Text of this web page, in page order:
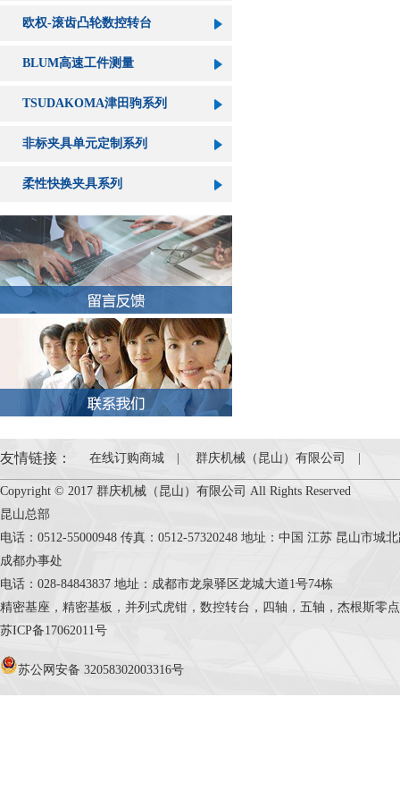
欧权-滚齿凸轮数控转台
BLUM高速工件测量
TSUDAKOMA津田驹系列
非标夹具单元定制系列
柔性快换夹具系列
友情链接： 在线订购商城 群庆机械（昆山）有限公司
Copyright © 2017 群庆机械（昆山）有限公司 All Rights Reserved
昆山总部
电话：0512-55000948 传真：0512-57320248 地址：中国 江苏 昆山市城
成都办事处
电话：028-84843837 地址：成都市龙泉驿区龙城大道1号74栋
精密基座，精密基板，并列式虎钳，数控转台，四轴，五轴，杰根斯零
苏ICP备17062011号
苏公网安备 32058302003316号